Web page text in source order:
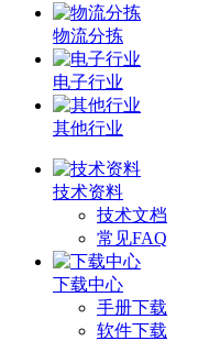
物流分拣
电子行业
其他行业
技术资料
技术文档
常见FAQ
下载中心
手册下载
软件下载